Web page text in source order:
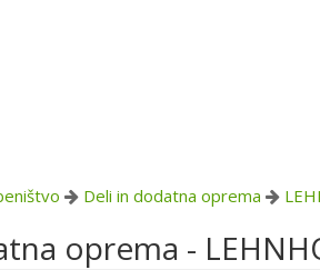
Deli in dodatna oprema
oprema -